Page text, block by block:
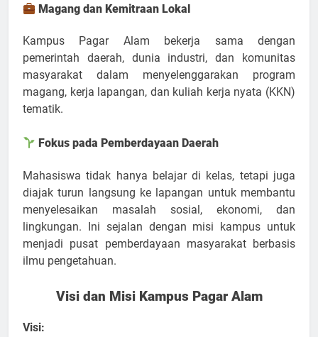
Magang dan Kemitraan Lokal
Kampus Pagar Alam bekerja sama dengan
pemerintah daerah, dunia industri, dan komunitas
masyarakat dalam menyelenggarakan program
magang, kerja lapangan, dan kuliah kerja nyata (KKN)
tematik.
Fokus pada Pemberdayaan Daerah
Mahasiswa tidak hanya belajar di kelas, tetapi juga
diajak turun langsung ke lapangan untuk membantu
menyelesaikan masalah sosial, ekonomi, dan
lingkungan. Ini sejalan dengan misi kampus untuk
menjadi pusat pemberdayaan masyarakat berbasis
ilmu pengetahuan.
Visi dan Misi Kampus Pagar Alam
Visi: